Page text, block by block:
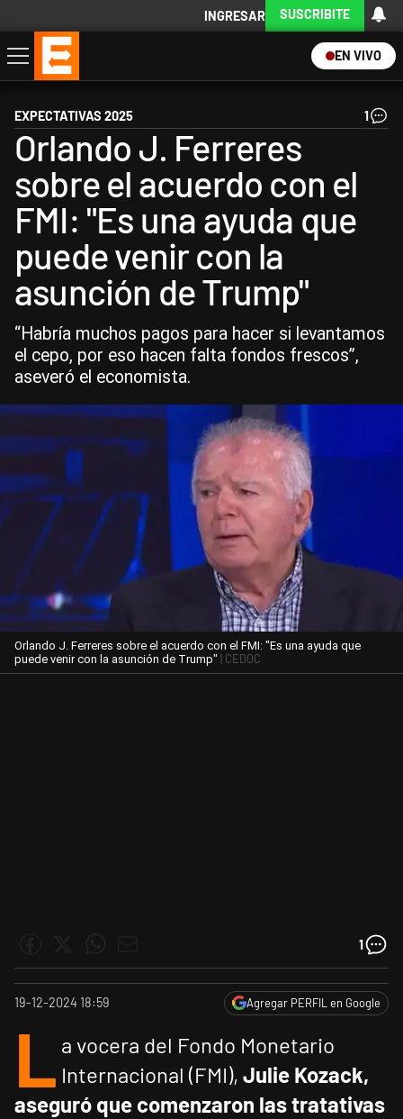
INGRESAR SUSCRIBITE
EN VIVO
Economía
Política
Internacional
Actualidad
Descargá la App
EXPECTATIVAS 2025 1
Orlando J. Ferreres
sobre el acuerdo con el
FMI: "Es una ayuda que
puede venir con la
asunción de Trump"
“Habría muchos pagos para hacer si levantamos
el cepo, por eso hacen falta fondos frescos”,
aseveró el economista.
Orlando J. Ferreres sobre el acuerdo con el FMI: "Es una ayuda que
puede venir con la asunción de Trump" | CEDOC
1
19-12-2024 18:59 Agregar PERFIL en Google
L a vocera del Fondo Monetario
Internacional (FMI), Julie Kozack,
aseguró que comenzaron las tratativas